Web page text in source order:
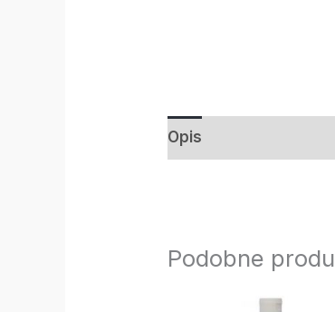
Opis
Podobne